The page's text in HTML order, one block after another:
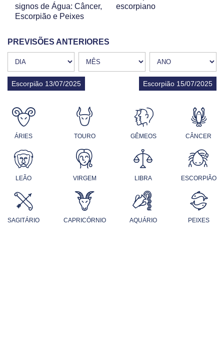
signos de Água: Câncer,
Escorpião e Peixes
escorpiano
PREVISÕES ANTERIORES
Escorpião 13/07/2025 Escorpião 15/07/2025
ÁRIES TOURO GÊMEOS CÂNCER
LEÃO VIRGEM LIBRA ESCORPIÃO
SAGITÁRIO CAPRICÓRNIO AQUÁRIO PEIXES